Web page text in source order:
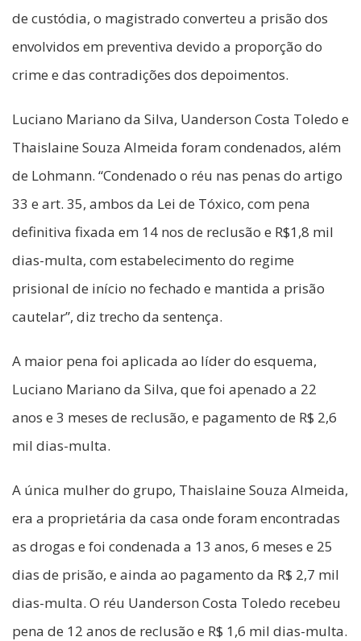
de custódia, o magistrado converteu a prisão dos
envolvidos em preventiva devido a proporção do
crime e das contradições dos depoimentos.
Luciano Mariano da Silva, Uanderson Costa Toledo e
Thaislaine Souza Almeida foram condenados, além
de Lohmann. “Condenado o réu nas penas do artigo
33 e art. 35, ambos da Lei de Tóxico, com pena
definitiva fixada em 14 nos de reclusão e R$1,8 mil
dias-multa, com estabelecimento do regime
prisional de início no fechado e mantida a prisão
cautelar”, diz trecho da sentença.
A maior pena foi aplicada ao líder do esquema,
Luciano Mariano da Silva, que foi apenado a 22
anos e 3 meses de reclusão, e pagamento de R$ 2,6
mil dias-multa.
A única mulher do grupo, Thaislaine Souza Almeida,
era a proprietária da casa onde foram encontradas
as drogas e foi condenada a 13 anos, 6 meses e 25
dias de prisão, e ainda ao pagamento da R$ 2,7 mil
dias-multa. O réu Uanderson Costa Toledo recebeu
pena de 12 anos de reclusão e R$ 1,6 mil dias-multa.